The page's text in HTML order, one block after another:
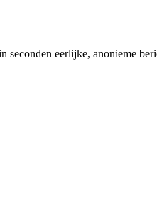
seconden eerlijke, anonieme